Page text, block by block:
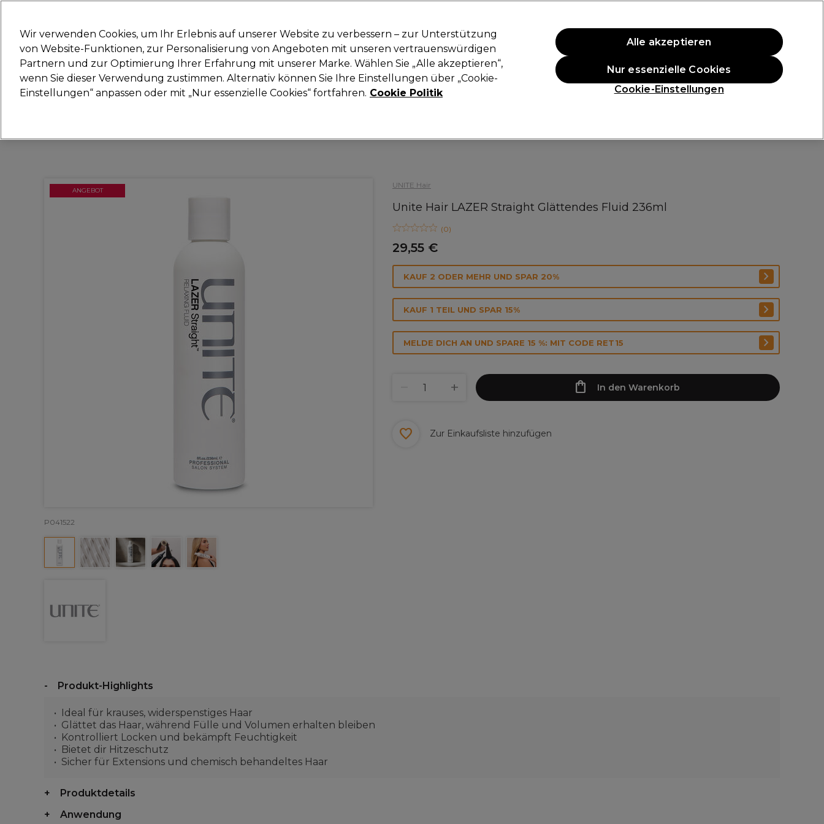
Anmelden
Marken Deals Haare Elektrogeräte Saloneinrichtung Kosmetik Herrenfriseur Inspiration Neue Produkte Die Professional Preise Vegane Produkte
Lieferung und Lieferzeiten
Gratis Lieferung ab 40 €
UNITE Hair
Unite Hair LAZER Straight Glättendes Fluid 236ml
(0)
29,55 €
ANGEBOT
P041522
KAUF 2 ODER MEHR UND SPAR 20%
KAUF 1 TEIL UND SPAR 15%
MELDE DICH AN UND SPARE 15 %: MIT CODE RET15
In den Warenkorb
Zur Einkaufsliste hinzufügen
Produkt-Highlights
Ideal für krauses, widerspenstiges Haar
Glättet das Haar, während Fülle und Volumen erhalten bleiben
Kontrolliert Locken und bekämpft Feuchtigkeit
Bietet dir Hitzeschutz
Sicher für Extensions und chemisch behandeltes Haar
Produktdetails
Anwendung
Wir verwenden Cookies, um Ihr Erlebnis auf unserer Website zu verbessern – zur Unterstützung
von Website-Funktionen, zur Personalisierung von Angeboten mit unseren vertrauenswürdigen
Partnern und zur Optimierung Ihrer Erfahrung mit unserer Marke. Wählen Sie „Alle akzeptieren“,
wenn Sie dieser Verwendung zustimmen. Alternativ können Sie Ihre Einstellungen über „Cookie-
Einstellungen“ anpassen oder mit „Nur essenzielle Cookies“ fortfahren. Cookie Politik Cookie-Einstellungen
Nur essenzielle Cookies
Alle akzeptieren